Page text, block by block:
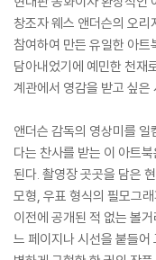
창조자 웨스 앤더슨의 오리
참여하여 만든 유일한 아
담아내었기에 예민한 천재
계관에서 영감을 받고 싶은
앤더슨 감독의 영상미를 일
다는 찬사를 받는 이 아트
된다. 촬영장 곳곳을 담은
모형, 우표 형식의 필모그
이전에 공개된 적 없는 볼
느 페이지나 시선을 붙들어